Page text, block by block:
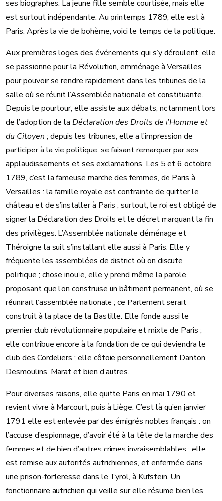
ses biographes. La jeune fille semble courtisée, mais elle
est surtout indépendante. Au printemps 1789, elle est à
Paris. Après la vie de bohème, voici le temps de la politique.
Aux premières loges des événements qui s’y déroulent, elle
se passionne pour la Révolution, emménage à Versailles
pour pouvoir se rendre rapidement dans les tribunes de la
salle où se réunit l’Assemblée nationale et constituante.
Depuis le pourtour, elle assiste aux débats, notamment lors
de l’adoption de la Déclaration des Droits de l’Homme et
du Citoyen ; depuis les tribunes, elle a l’impression de
participer à la vie politique, se faisant remarquer par ses
applaudissements et ses exclamations. Les 5 et 6 octobre
1789, c’est la fameuse marche des femmes, de Paris à
Versailles : la famille royale est contrainte de quitter le
château et de s’installer à Paris ; surtout, le roi est obligé de
signer la Déclaration des Droits et le décret marquant la fin
des privilèges. L’Assemblée nationale déménage et
Théroigne la suit s’installant elle aussi à Paris. Elle y
fréquente les assemblées de district où on discute
politique ; chose inouïe, elle y prend même la parole,
proposant que l’on construise un bâtiment permanent, où se
réunirait l’assemblée nationale ; ce Parlement serait
construit à la place de la Bastille. Elle fonde aussi le
premier club révolutionnaire populaire et mixte de Paris ;
elle contribue encore à la fondation de ce qui deviendra le
club des Cordeliers ; elle côtoie personnellement Danton,
Desmoulins, Marat et bien d’autres.
Pour diverses raisons, elle quitte Paris en mai 1790 et
revient vivre à Marcourt, puis à Liège. C’est là qu’en janvier
1791 elle est enlevée par des émigrés nobles français : on
l’accuse d’espionnage, d’avoir été à la tête de la marche des
femmes et de bien d’autres crimes invraisemblables ; elle
est remise aux autorités autrichiennes, et enfermée dans
une prison-forteresse dans le Tyrol, à Kufstein. Un
fonctionnaire autrichien qui veille sur elle résume bien les